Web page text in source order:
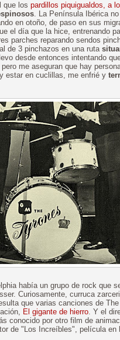
que los pardillos piquigualdos, a
. La Península Ibérica
en otoño, de paso en sus
el día que la hice, entrenando
parches reparando sendos
de 3 pinchazos en una ruta
desde entonces intentando
me aseguran que hay
estar en cuclillas, me enfrié y
había un grupo de rock que
Curiosamente, curruca
que varias canciones de
El gigante de hierro. Y el
conocido por otro film de
de "Los Increíbles", película en